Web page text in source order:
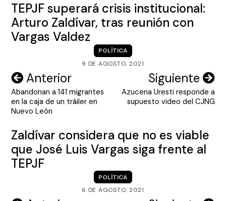
TEPJF superará crisis institucional:
Arturo Zaldívar, tras reunión con
Vargas Valdez
POLÍTICA
9 DE AGOSTO, 2021
Navegación
de
entradas
Anterior
Abandonan a 141 migrantes
en la caja de un tráiler en
Nuevo León
Siguiente
Azucena Uresti responde a
supuesto video del CJNG
Zaldívar considera que no es viable
que José Luis Vargas siga frente al
TEPJF
POLÍTICA
6 DE AGOSTO, 2021